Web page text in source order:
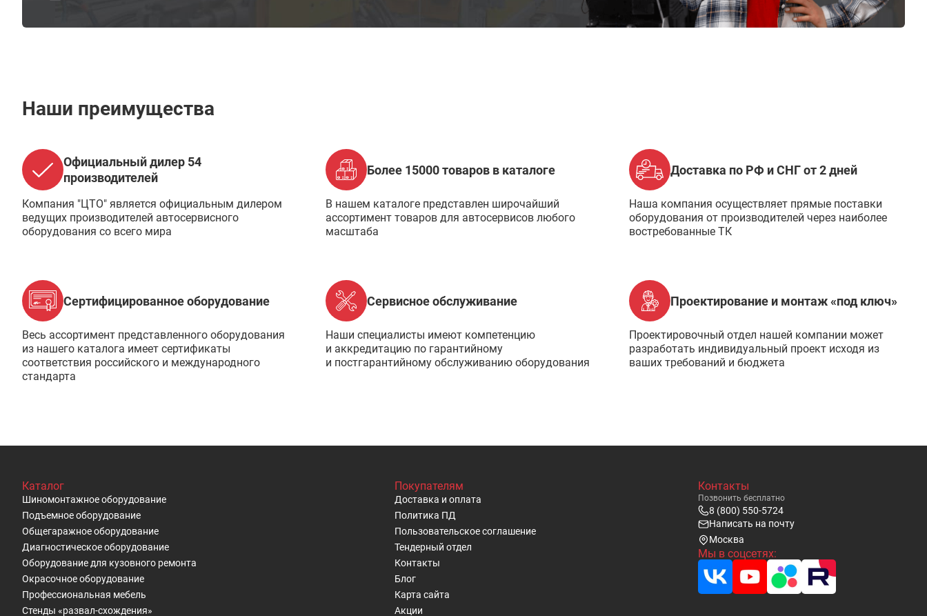
Наши преимущества
Официальный дилер 54
производителей
Компания "ЦТО" является официальным дилером
ведущих производителей автосервисного
оборудования со всего мира
Более 15000 товаров в каталоге
В нашем каталоге представлен широчайший
ассортимент товаров для автосервисов любого
масштаба
Доставка по РФ и СНГ от 2 дней
Наша компания осуществляет прямые поставки
оборудования от производителей через наиболее
востребованные ТК
Сертифицированное оборудование
Весь ассортимент представленного оборудования
из нашего каталога имеет сертификаты
соответствия российского и международного
стандарта
Сервисное обслуживание
Наши специалисты имеют компетенцию
и аккредитацию по гарантийному
и постгарантийному обслуживанию оборудования
Проектирование и монтаж «под ключ»
Проектировочный отдел нашей компании может
разработать индивидуальный проект исходя из
ваших требований и бюджета
Каталог
Шиномонтажное оборудование
Подъемное оборудование
Общегаражное оборудование
Диагностическое оборудование
Оборудование для кузовного ремонта
Окрасочное оборудование
Профессиональная мебель
Стенды «развал-схождения»
Покупателям
Доставка и оплата
Политика ПД
Пользовательское cоглашение
Тендерный отдел
Контакты
Блог
Карта сайта
Акции
Контакты
Позвонить бесплатно
8 (800) 550-5724
Написать на почту
Москва
Мы в соцсетях: